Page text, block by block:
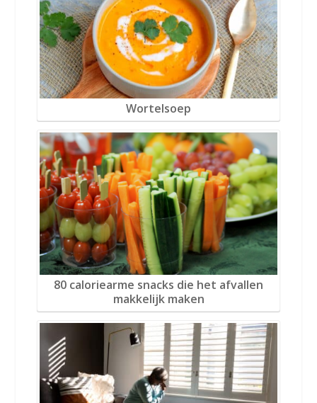
Wortelsoep
80 caloriearme snacks die het afvallen
makkelijk maken